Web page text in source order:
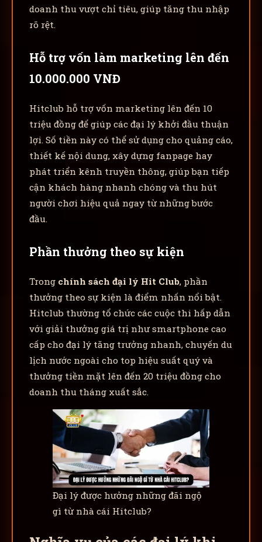
doanh thu vượt chỉ tiêu, giúp tăng thu nhập
rõ rệt.
Hỗ trợ vốn làm marketing lên đến
10.000.000 VNĐ
Hitclub hỗ trợ vốn marketing lên đến 10
triệu đồng để giúp các đại lý khởi đầu thuận
lợi. Số tiền này có thể sử dụng cho quảng cáo,
thiết kế nội dung, xây dựng fanpage hay
phát triển kênh truyền thông, giúp bạn tiếp
cận khách hàng nhanh chóng và thu hút
người chơi hiệu quả ngay từ những bước
đầu.
Phần thưởng theo sự kiện
Trong chính sách đại lý Hit Club, phần
thưởng theo sự kiện là điểm nhấn nổi bật.
Hitclub thường tổ chức các cuộc thi hấp dẫn
với giải thưởng giá trị như smartphone cao
cấp cho đại lý tăng trưởng nhanh, chuyến du
lịch nước ngoài cho top hiệu suất quý và
thưởng tiền mặt lên đến 20 triệu đồng cho
doanh thu tháng xuất sắc.
Đại lý được hưởng những đãi ngộ
gì từ nhà cái Hitclub?